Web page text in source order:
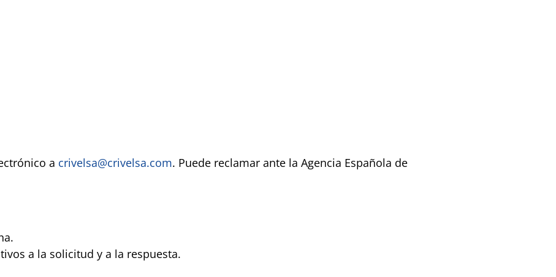
a crivelsa@crivelsa.com. Puede reclamar ante la Agencia Española de
a la solicitud y a la respuesta.